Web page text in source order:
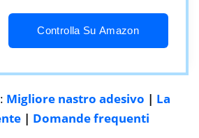
Controlla Su Amazon
Migliore nastro adesivo | La
| Domande frequenti